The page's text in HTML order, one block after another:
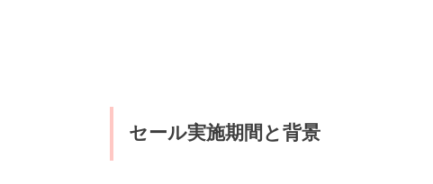
セール実施期間と背景